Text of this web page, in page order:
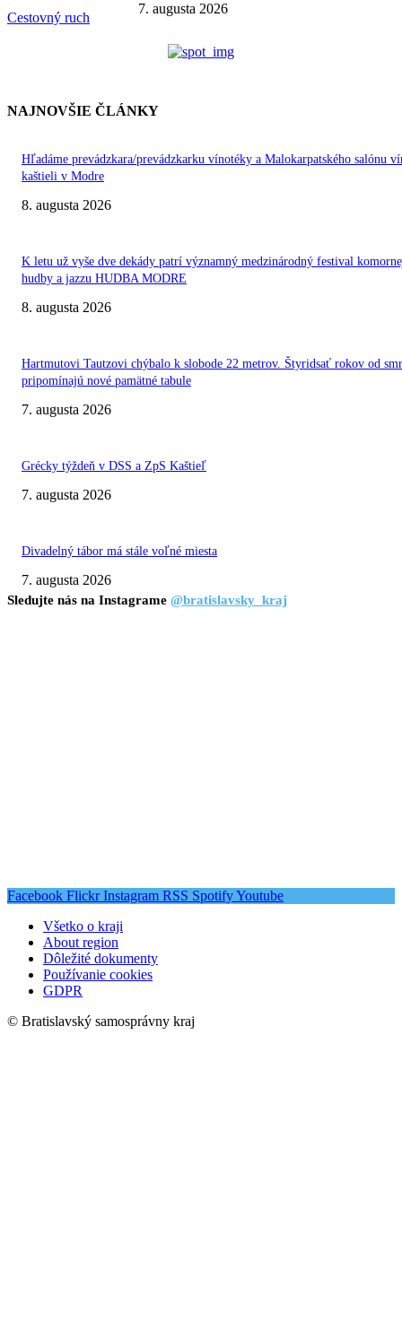
Cestovný ruch
7. augusta 2026
NAJNOVŠIE ČLÁNKY
Hľadáme prevádzkara/prevádzkarku vínotéky a Malokarpatského salónu
kaštieli v Modre
8. augusta 2026
K letu už vyše dve dekády patrí významný medzinárodný festival
hudby a jazzu HUDBA MODRE
8. augusta 2026
Hartmutovi Tautzovi chýbalo k slobode 22 metrov. Štyridsať rokov od
pripomínajú nové pamätné tabule
7. augusta 2026
Grécky týždeň v DSS a ZpS Kaštieľ
7. augusta 2026
Divadelný tábor má stále voľné miesta
7. augusta 2026
Sledujte nás na Instagrame @bratislavsky_kraj
Facebook Flickr Instagram RSS SpotifyYoutube
Všetko o kraji
About region
Dôležité dokumenty
Používanie cookies
GDPR
© Bratislavský samosprávny kraj